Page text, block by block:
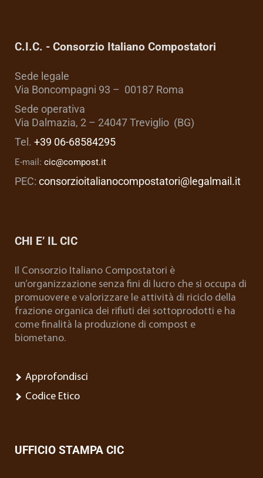
C.I.C. - Consorzio Italiano Compostatori
Sede legale
Via Boncompagni 93 – 00187 Roma
Sede operativa
Via Dalmazia, 2 – 24047 Treviglio (BG)
Tel. +39 06-68584295
E-mail: cic@compost.it
PEC: consorzioitalianocompostatori@legalmail.it
CHI E’ IL CIC
Il Consorzio Italiano Compostatori è
un’organizzazione senza fini di lucro che si occupa di
promuovere e valorizzare le attività di riciclo della
frazione organica dei rifiuti dei sottoprodotti e ha
come finalità la produzione di compost e
biometano.
Approfondisci
Codice Etico
UFFICIO STAMPA CIC